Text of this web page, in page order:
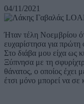
04/11/2021
Ήταν τέλη Νοεμβρίου
ευχαρίστησα για
Στο διάβα μου είχα ως
Ξύπνησα με τη
θάνατος, ο οποίος έχει
έτσι μόνο μπορεί να